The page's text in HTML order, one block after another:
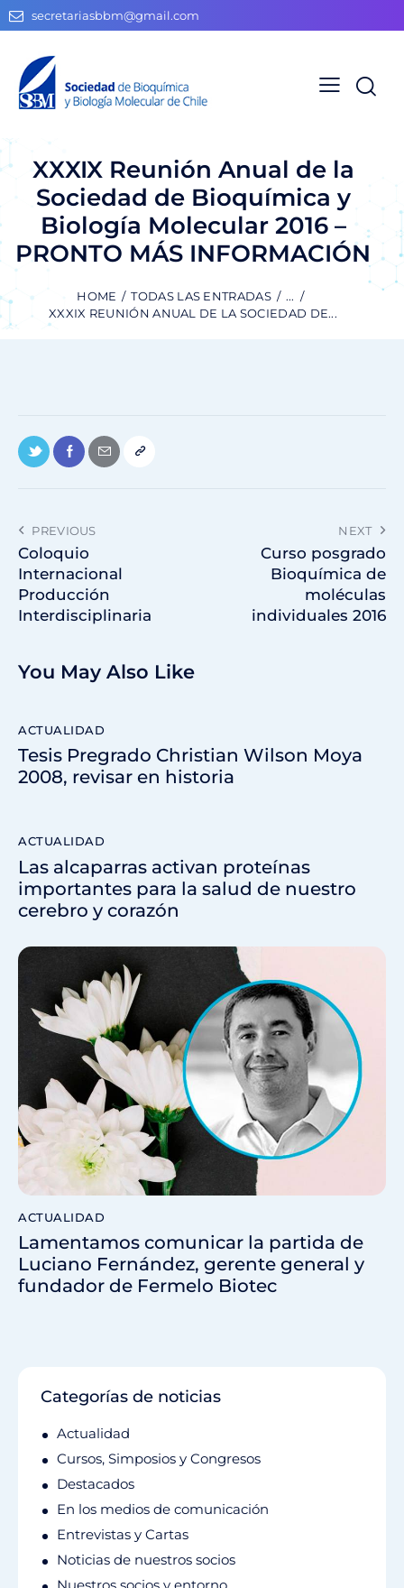
secretariasbbm@gmail.com
XXXIX Reunión Anual de la
Sociedad de Bioquímica y
Biología Molecular 2016 –
PRONTO MÁS INFORMACIÓN
HOME TODAS LAS ENTRADAS
...
XXXIX REUNIÓN ANUAL DE LA SOCIEDAD DE...
PREVIOUS
Coloquio
Internacional
Producción
Interdisciplinaria
NEXT
Curso posgrado
Bioquímica de
moléculas
individuales 2016
You May Also Like
ACTUALIDAD
Tesis Pregrado Christian Wilson Moya
2008, revisar en historia
ACTUALIDAD
Las alcaparras activan proteínas
importantes para la salud de nuestro
cerebro y corazón
ACTUALIDAD
Lamentamos comunicar la partida de
Luciano Fernández, gerente general y
fundador de Fermelo Biotec
Categorías de noticias
Actualidad
Cursos, Simposios y Congresos
Destacados
En los medios de comunicación
Entrevistas y Cartas
Noticias de nuestros socios